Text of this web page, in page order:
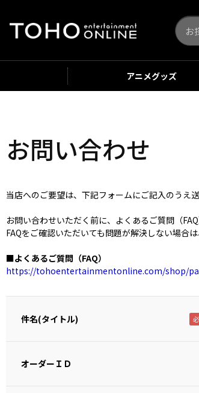
アニメグッズ
お問い合わせ
当店へのご要望は、下記フォームにご記入のうえ
お問い合わせいただく前に、よくあるご質問（
FAQをご確認いただいても問題が解決しない場合
■よくあるご質問（FAQ）
https://tohoentertainmentonline.com/shop/
件名(タイトル)
オーダーＩＤ